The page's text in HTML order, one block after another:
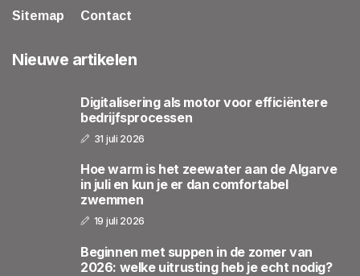
Sitemap
Contact
Nieuwe artikelen
Digitalisering als motor voor efficiëntere
bedrijfsprocessen
31 juli 2026
Hoe warm is het zeewater aan de Algarve
in juli en kun je er dan comfortabel
zwemmen
19 juli 2026
Beginnen met suppen in de zomer van
2026: welke uitrusting heb je echt nodig?